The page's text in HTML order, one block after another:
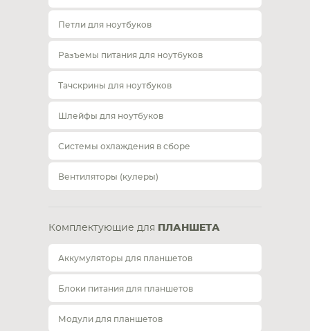
Петли для ноутбуков
Разъемы питания для ноутбуков
Тачскрины для ноутбуков
Шлейфы для ноутбуков
Системы охлаждения в сборе
Вентиляторы (кулеры)
Комплектующие для ПЛАНШЕТА
Аккумуляторы для планшетов
Блоки питания для планшетов
Модули для планшетов